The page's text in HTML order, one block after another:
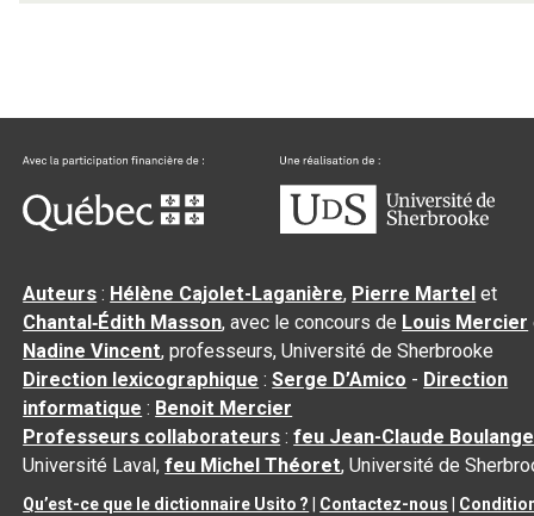
Auteurs : Hélène Cajolet-Laganière, Pierre Martel et
Chantal‑Édith Masson, avec le concours de Louis Mercier
Nadine Vincent, professeurs, Université de Sherbrooke
Direction lexicographique :Serge D’Amico - Direction
informatique : Benoit Mercier
Professeurs collaborateurs :feu Jean-Claude
Université Laval,feu Michel Théoret, Université de
Qu’est-ce que le dictionnaire Usito ? Contactez-nous